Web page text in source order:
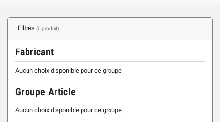
Filtres (0 produit)
Fabricant
Aucun choix disponible pour ce groupe
Groupe Article
Aucun choix disponible pour ce groupe